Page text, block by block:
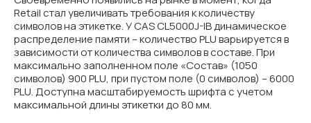
Retail стал увеличивать требования к количеству
символов на этикетке. У CAS CL5000J-IB динамическое
распределение памяти – количество PLU варьируется в
зависимости от количества символов в составе. При
максимально заполненном поле «Состав» (1050
символов) 900 PLU, при пустом поле (0 символов) – 6000
PLU. Доступна масштабируемость шрифта с учетом
максимальной длины этикетки до 80 мм.